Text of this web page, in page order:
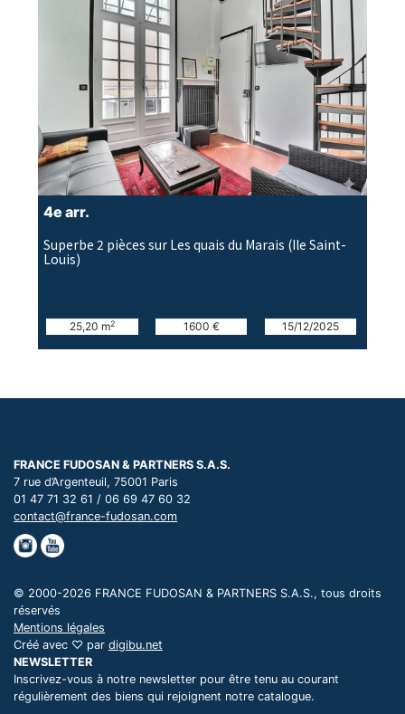
4e arr.
Superbe 2 pièces sur Les quais du Marais (Ile Saint-
Louis)
25,20 m2 1600 € 15/12/2025
FRANCE FUDOSAN & PARTNERS S.A.S.
7 rue d’Argenteuil, 75001 Paris
01 47 71 32 61 / 06 69 47 60 32
contact@france-fudosan.com
© 2000-2026 FRANCE FUDOSAN & PARTNERS S.A.S., tous droits
réservés
Mentions légales
Créé avec ♡ par digibu.net
NEWSLETTER
Inscrivez-vous à notre newsletter pour être tenu au courant
régulièrement des biens qui rejoignent notre catalogue.